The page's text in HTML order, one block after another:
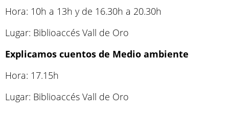
Hora: 10h a 13h y de 16.30h a 20.30h
Lugar: Biblioaccés Vall de Oro
Explicamos cuentos de Medio ambiente
Hora: 17.15h
Lugar: Biblioaccés Vall de Oro